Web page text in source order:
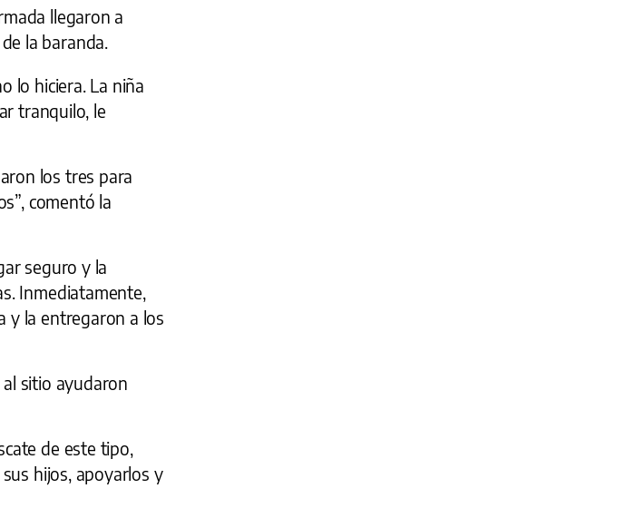
llegaron a
la baranda.
lo hiciera. La niña
tranquilo, le
los tres para
comentó la
seguro y la
Inmediatamente,
y la entregaron a los
sitio ayudaron
de este tipo,
hijos, apoyarlos y